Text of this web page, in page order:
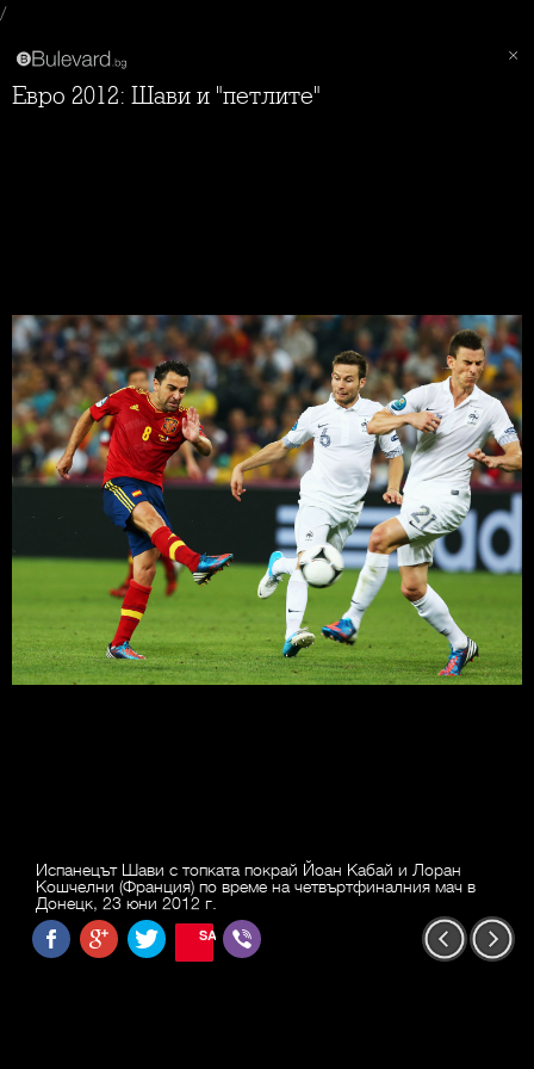
/
Евро 2012: Шави и "петлите"
Испанецът Шави с топката покрай Йоан Кабай и Лоран
Кошчелни (Франция) по време на четвъртфиналния мач в
Донецк, 23 юни 2012 г.
SAVE